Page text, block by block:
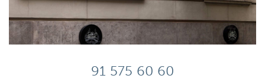
91 575 60 60